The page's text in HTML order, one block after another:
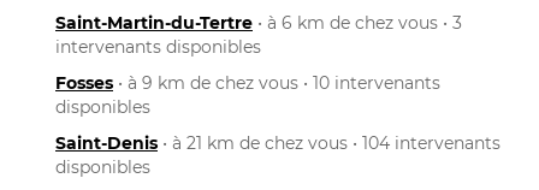
Saint-Martin-du-Tertre • à 6 km de chez vous • 3
intervenants disponibles
Fosses • à 9 km de chez vous • 10 intervenants
disponibles
Saint-Denis • à 21 km de chez vous • 104 intervenants
disponibles